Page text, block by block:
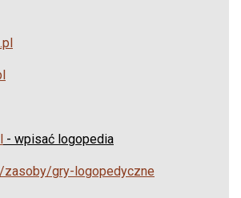
- wpisać logopedia
zasoby/gry-logopedyczne